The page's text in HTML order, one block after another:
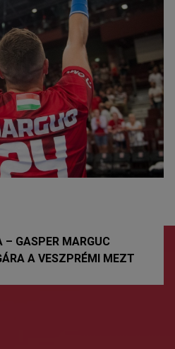
– GASPER MARGUC
A VESZPRÉMI MEZT